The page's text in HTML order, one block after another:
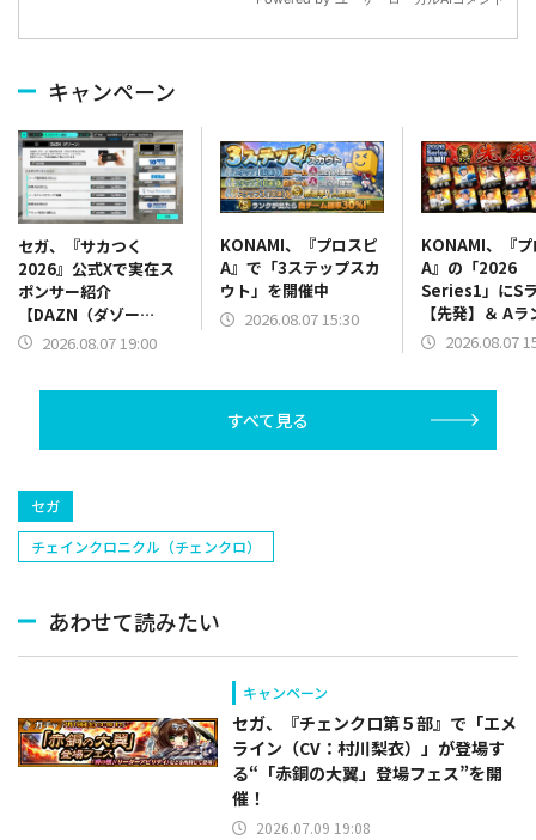
キャンペーン
セガ、『サカつく
2026』公式Xで実在ス
ポンサー紹介
【DAZN（ダゾー
ン）】篇をポスト
2026.08.07 19:00
KONAMI、『プロスピ
A』で「3ステップスカ
ウト」を開催中
2026.08.07 15:30
KONAMI、『
A』の「2026
Series1」にS
【先発】＆ Aラ
【野手】新登
塁手)、持丸泰
捕手)など
2026.08.07
すべて見る
セガ
チェインクロニクル（チェンクロ）
あわせて読みたい
キャンペーン
セガ、『チェンクロ第５部』で「エメ
ライン（CV：村川梨衣）」が登場す
る“「赤銅の大翼」登場フェス”を開
催！
2026.07.09 19:08